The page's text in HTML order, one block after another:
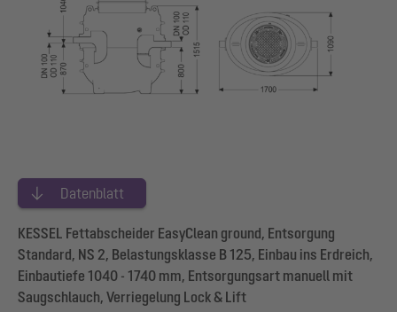
Datenblatt
KESSEL Fettabscheider EasyClean ground, Entsorgung
Standard, NS 2, Belastungsklasse B 125, Einbau ins Erdreich,
Einbautiefe 1040 - 1740 mm, Entsorgungsart manuell mit
Saugschlauch, Verriegelung Lock & Lift